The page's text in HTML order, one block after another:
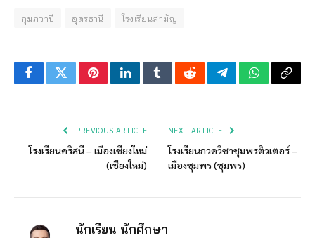
กุมภวาปี อุดรธานี โรงเรียนสามัญ
FacebookTwitterPinterestLinkedInTumblrRedditTelegramWhatsApp
Copy
PREVIOUS ARTICLE
โรงเรียนคริสนี – เมืองเชียงใหม่
(เชียงใหม่)
NEXT ARTICLE
โรงเรียนกวดวิชาชุมพรติวเตอร์ –
เมืองชุมพร (ชุมพร)
นักเรียน นักศึกษา